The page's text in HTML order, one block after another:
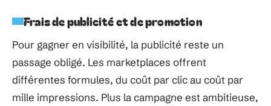
Frais de publicité et de promotion
Pour gagner en visibilité, la publicité reste un
passage obligé. Les marketplaces offrent
différentes formules, du coût par clic au coût par
mille impressions. Plus la campagne est ambitieuse,